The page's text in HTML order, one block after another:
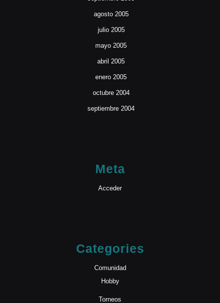
agosto 2005
julio 2005
mayo 2005
abril 2005
enero 2005
octubre 2004
septiembre 2004
Meta
Acceder
Categories
Comunidad
Hobby
Torneos